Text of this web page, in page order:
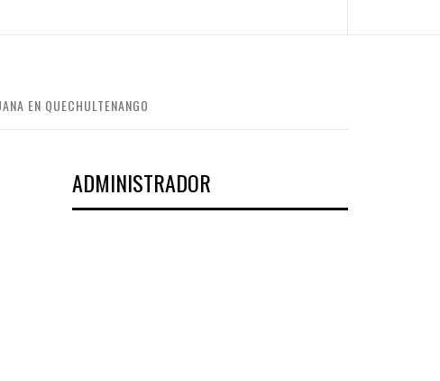
EN QUECHULTENANGO
ADMINISTRADOR